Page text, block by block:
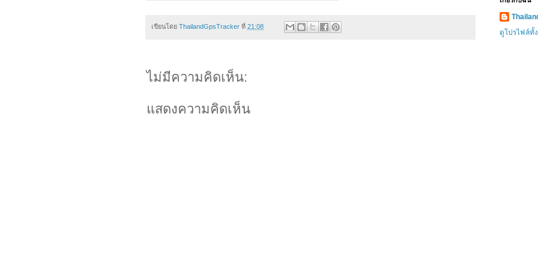
เขียนโดย ThailandGpsTracker ที่ 21:08
ไม่มีความคิดเห็น:
แสดงความคิดเห็น
ดูโปรไฟล์ทั้